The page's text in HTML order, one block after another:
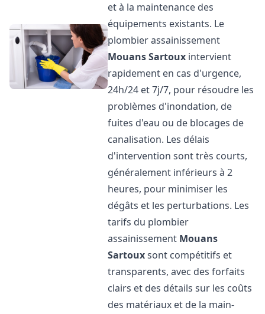
et à la maintenance des
équipements existants. Le
plombier assainissement
Mouans Sartoux intervient
rapidement en cas d'urgence,
24h/24 et 7j/7, pour résoudre les
problèmes d'inondation, de
fuites d'eau ou de blocages de
canalisation. Les délais
d'intervention sont très courts,
généralement inférieurs à 2
heures, pour minimiser les
dégâts et les perturbations. Les
tarifs du plombier
assainissement Mouans
Sartouxsont compétitifs et
transparents, avec des forfaits
clairs et des détails sur les coûts
des matériaux et de la main-